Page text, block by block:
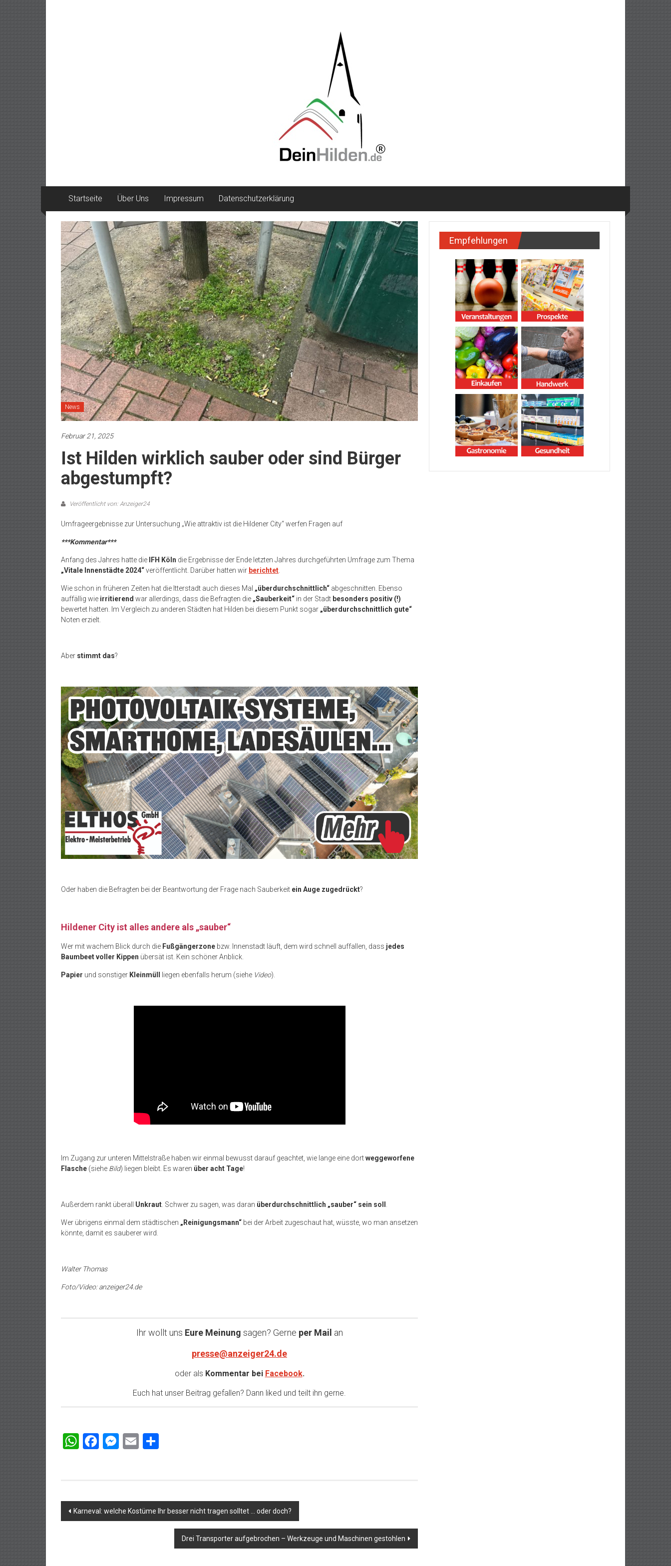
Startseite Über Uns Impressum Datenschutzerklärung
News
Februar 21, 2025
Ist Hilden wirklich sauber oder sind Bürger
abgestumpft?
Veröffentlicht von: Anzeiger24
Umfrageergebnisse zur Untersuchung „Wie attraktiv ist die Hildener City“ werfen Fragen auf
***Kommentar***
Anfang des Jahres hatte die IFH Köln die Ergebnisse der Ende letzten Jahres durchgeführten Umfrage zum Thema
„Vitale Innenstädte 2024“veröffentlicht. Darüber hatten wir berichtet
Wie schon in früheren Zeiten hat die Itterstadt auch dieses Mal „überdurchschnittlich“ abgeschnitten. Ebenso
auffällig wie irritierend war allerdings, dass die Befragten die „Sauberkeit“ in der Stadt besonders positiv (!)
bewertet hatten. Im Vergleich zu anderen Städten hat Hilden bei diesem Punkt sogar „überdurchschnittlich gute“
Noten erzielt.
Aber stimmt das?
Oder haben die Befragten bei der Beantwortung der Frage nach Sauberkeit ein Auge zugedrückt?
Hildener City ist alles andere als „sauber“
Wer mit wachem Blick durch die Fußgängerzone bzw. Innenstadt läuft, dem wird schnell auffallen, dass jedes
Baumbeet voller Kippen übersät ist. Kein schöner Anblick.
Papier und sonstiger Kleinmüll liegen ebenfalls herum (siehe Video).
Im Zugang zur unteren Mittelstraße haben wir einmal bewusst darauf geachtet, wie lange eine dortweggeworfene
Flasche (siehe Bild) liegen bleibt. Es waren über acht Tage!
Außerdem rankt überall Unkraut. Schwer zu sagen, was daran überdurchschnittlich „sauber“ sein soll .
Wer übrigens einmal dem städtischen „Reinigungsmann“ bei der Arbeit zugeschaut hat, wüsste, wo man ansetzen
könnte, damit es sauberer wird.
Walter Thomas
Foto/Video: anzeiger24.de
Ihr wollt uns Eure Meinung sagen? Gerne per Mail an
presse@anzeiger24.de
oder als Kommentar bei Facebook.
Euch hat unser Beitrag gefallen? Dann liked und teilt ihn gerne.
WhatsApp
Facebook
Messenger
Email
Beitragsnavigation
Karneval: welche Kostüme Ihr besser nicht tragen solltet … oder doch?
Drei Transporter aufgebrochen – Werkzeuge und Maschinen gestohlen
Empfehlungen